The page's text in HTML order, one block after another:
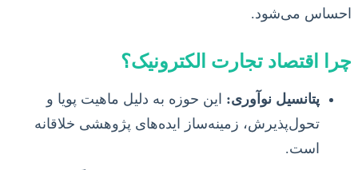
احساس می‌شود.
چرا اقتصاد تجارت الکترونیک؟
پتانسیل نوآوری: این حوزه به دلیل ماهیت پویا و
تحول‌پذیرش، زمینه‌ساز ایده‌های پژوهشی خلاقانه
است.